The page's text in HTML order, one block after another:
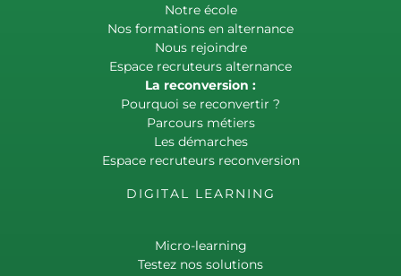
Notre école
Nos formations en alternance
Nous rejoindre
Espace recruteurs alternance
La reconversion :
Pourquoi se reconvertir ?
Parcours métiers
Les démarches
Espace recruteurs reconversion
DIGITAL LEARNING
Micro-learning
Testez nos solutions